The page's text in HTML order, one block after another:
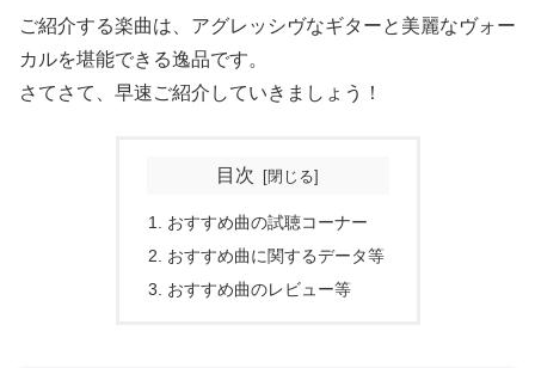
ご紹介する楽曲は、アグレッシヴなギターと美麗なヴォー
カルを堪能できる逸品です。
さてさて、早速ご紹介していきましょう！
目次
おすすめ曲の試聴コーナー
おすすめ曲に関するデータ等
おすすめ曲のレビュー等